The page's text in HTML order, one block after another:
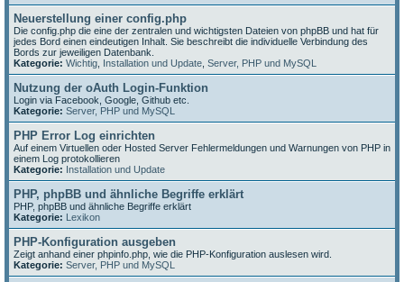
Neuerstellung einer config.php
Die config.php die eine der zentralen und wichtigsten Dateien von phpBB und hat für
jedes Bord einen eindeutigen Inhalt. Sie beschreibt die individuelle Verbindung des
Bords zur jeweiligen Datenbank.
Kategorie: Wichtig Installation und Update Server, PHP und MySQL
Nutzung der oAuth Login-Funktion
Login via Facebook, Google, Github etc.
Kategorie: Server, PHP und MySQL
PHP Error Log einrichten
Auf einem Virtuellen oder Hosted Server Fehlermeldungen und Warnungen von PHP in
einem Log protokollieren
Kategorie: Installation und Update
PHP, phpBB und ähnliche Begriffe erklärt
PHP, phpBB und ähnliche Begriffe erklärt
Kategorie: Lexikon
PHP-Konfiguration ausgeben
Zeigt anhand einer phpinfo.php, wie die PHP-Konfiguration auslesen wird.
Kategorie: Server, PHP und MySQL